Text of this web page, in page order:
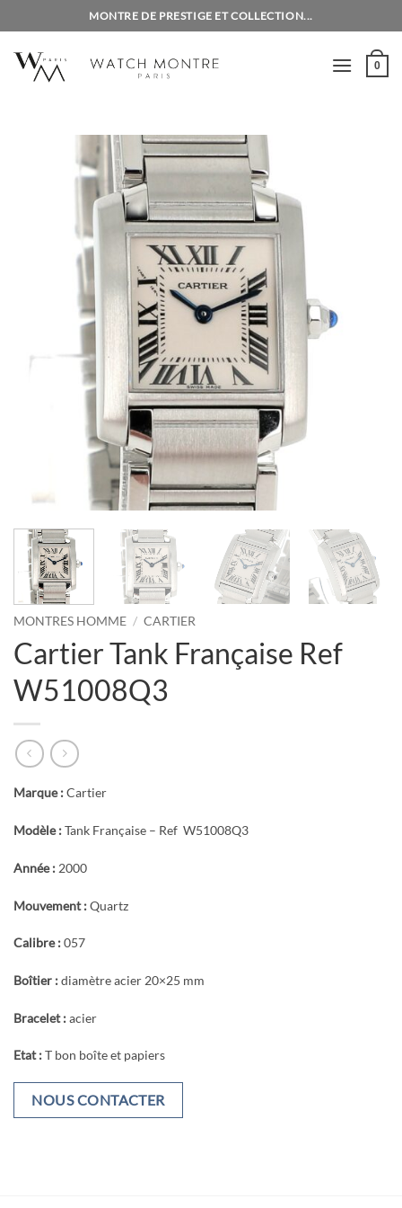
au
contenu
MONTRE DE PRESTIGE ET COLLECTION...
0
MONTRES HOMME / CARTIER
Cartier Tank Française Ref
W51008Q3
Marque :Cartier
Modèle :Tank Française – Ref W51008Q3
Année : 2000
Mouvement :Quartz
Calibre :057
Boîtier :diamètre acier 20×25 mm
Bracelet :acier
Etat :T bon boîte et papiers
NOUS CONTACTER